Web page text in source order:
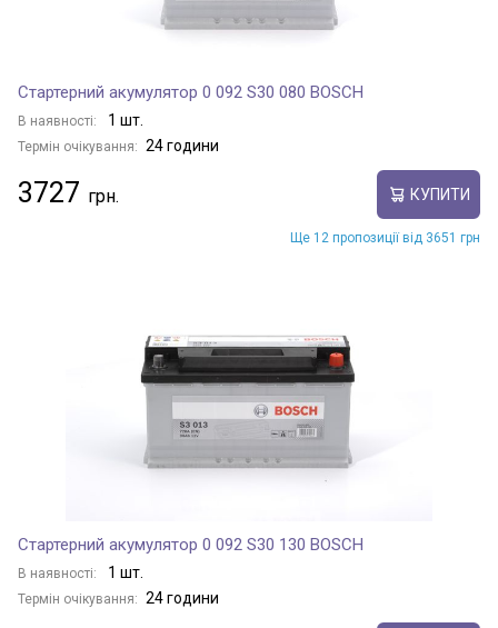
Стартерний акумулятор 0 092 S30 080 BOSCH
В наявності: 1 шт.
Термін очікування: 24 години
3727 КУПИТИ
Ще 12 пропозиції від 3651 грн
Стартерний акумулятор 0 092 S30 130 BOSCH
В наявності: 1 шт.
Термін очікування: 24 години